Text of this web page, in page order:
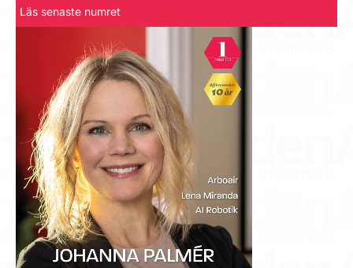
Läs senaste numret